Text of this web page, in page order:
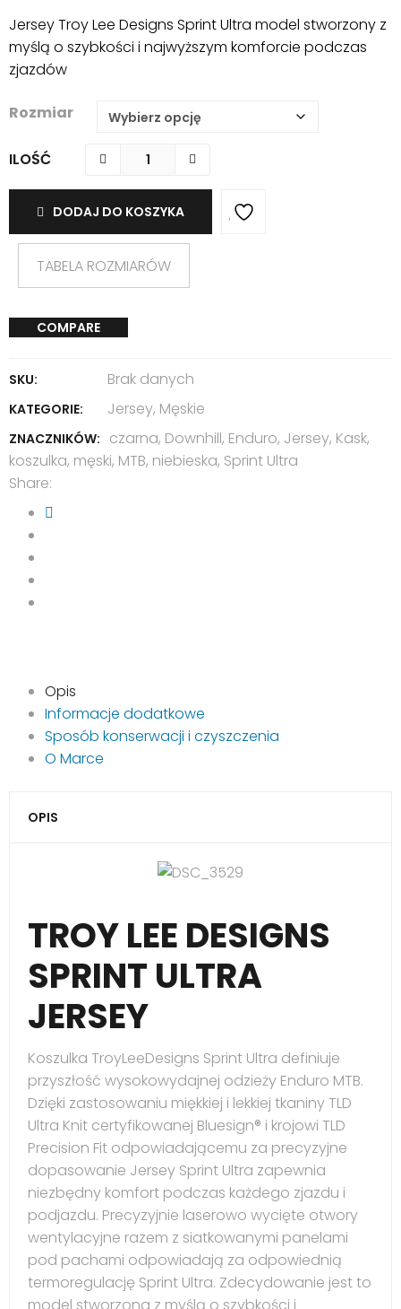
Jersey Troy Lee Designs Sprint Ultra model stworzony z
myślą o szybkości i najwyższym komforcie podczas
zjazdów
Rozmiar
ILOŚĆ
DODAJ DO KOSZYKA
TABELA ROZMIARÓW
COMPARE
SKU: Brak danych
KATEGORIE: Jersey, Męskie
ZNACZNIKÓW: czarna, Downhill, Enduro, Jersey, Kask,
koszulka, męski, MTB, niebieska, Sprint Ultra
Share:
Opis
Informacje dodatkowe
Sposób konserwacji i czyszczenia
O Marce
OPIS
TROY LEE DESIGNS
SPRINT ULTRA
JERSEY
Koszulka TroyLeeDesigns Sprint Ultra definiuje
przyszłość wysokowydajnej odzieży Enduro MTB.
Dzięki zastosowaniu miękkiej i lekkiej tkaniny TLD
Ultra Knit certyfikowanej Bluesign® i krojowi TLD
Precision Fit odpowiadającemu za precyzyjne
dopasowanie Jersey Sprint Ultra zapewnia
niezbędny komfort podczas każdego zjazdu i
podjazdu. Precyzyjnie laserowo wycięte otwory
wentylacyjne razem z siatkowanymi panelami
pod pachami odpowiadają za odpowiednią
termoregulację Sprint Ultra. Zdecydowanie jest to